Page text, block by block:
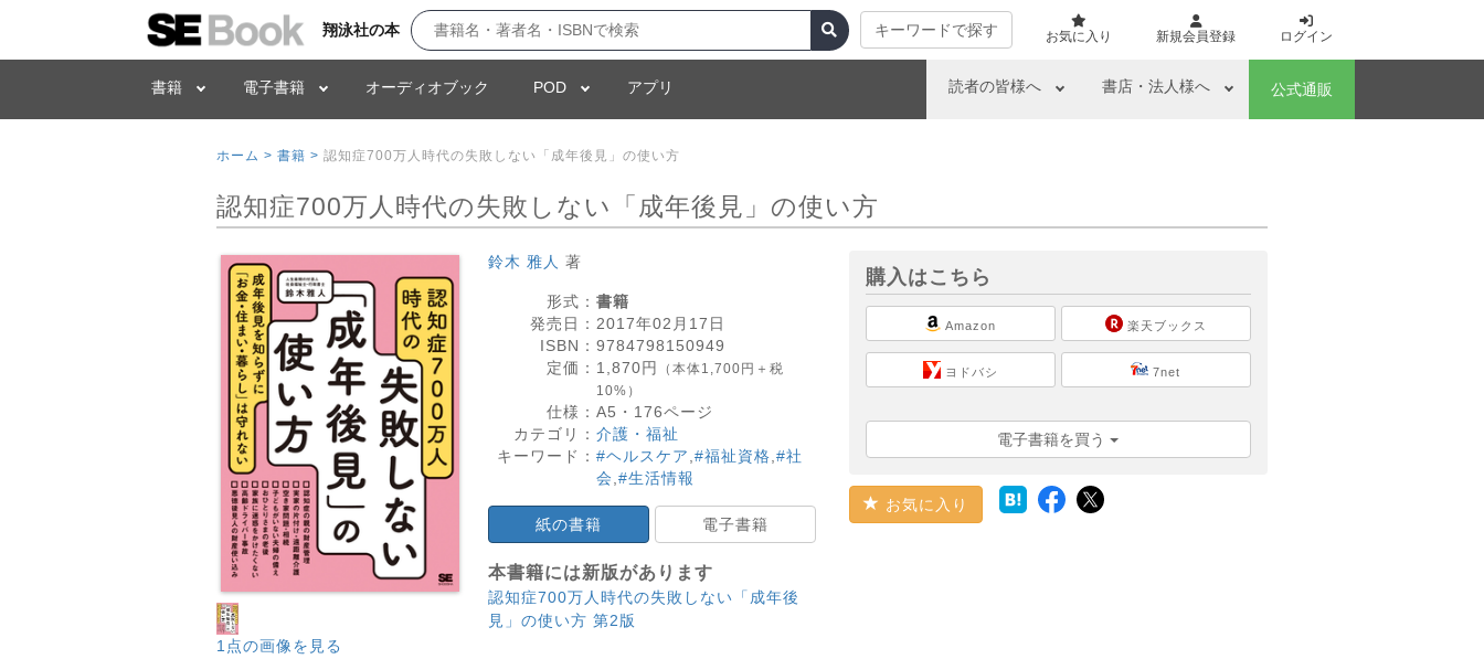
翔泳社の本 キーワードで探す お気に入り 新規会員登録 ログイン
書籍 電子書籍 オーディオブック POD アプリ 読者の皆様へ 書店・法人様へ 公式通販
ホーム > 書籍 > 認知症700万人時代の失敗しない「成年後見」の使い方
認知症700万人時代の失敗しない「成年後見」の使い方
1点の画像を見る
鈴木 雅人 著
形式： 書籍
発売日： 2017年02月17日
ISBN： 9784798150949
定価： 1,870円
（本体1,700円＋税
10%）
仕様： A5・ 176ページ
カテゴリ： 介護・福祉
キーワード： #ヘルスケア #福祉資格 #社
会 #生活情報
紙の書籍 電子書籍
本書籍には新版があります
認知症700万人時代の失敗しない「成年後
見」の使い方 第2版
購入はこちら
Amazon
ヨドバシ
楽天ブックス
7net
電子書籍を買う
お気に入り